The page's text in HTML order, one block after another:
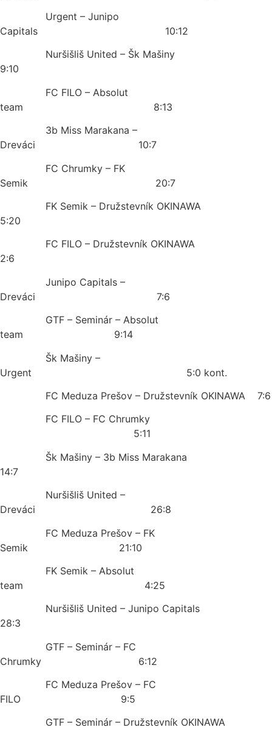
Urgent – Junipo
Capitals 10:12
Nuršišliš United – Šk Mašiny
9:10
FC FILO – Absolut
team 8:13
3b Miss Marakana –
Dreváci 10:7
FC Chrumky – FK
Semik 20:7
FK Semik – Družstevník OKINAWA
5:20
FC FILO – Družstevník OKINAWA
2:6
Junipo Capitals –
Dreváci 7:6
GTF – Seminár – Absolut
team 9:14
Šk Mašiny –
Urgent 5:0 kont.
FC Meduza Prešov – Družstevník OKINAWA 7:6
FC FILO – FC Chrumky
5:11
Šk Mašiny – 3b Miss Marakana
14:7
Nuršišliš United –
Dreváci 26:8
FC Meduza Prešov – FK
Semik 21:10
FK Semik – Absolut
team 4:25
Nuršišliš United – Junipo Capitals
28:3
GTF – Seminár – FC
Chrumky 6:12
FC Meduza Prešov – FC
FILO 9:5
GTF – Seminár – Družstevník OKINAWA